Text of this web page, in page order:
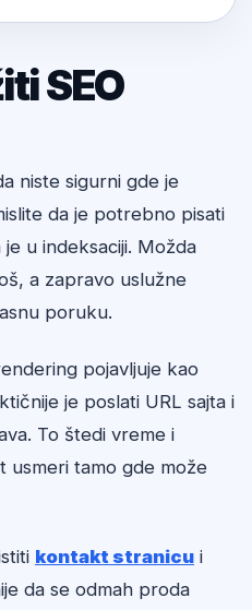
SEO
niste sigurni gde je
da je potrebno pisati
u indeksaciji. Možda
a zapravo uslužne
poruku.
pojavljuje kao
je poslati URL sajta i
To štedi vreme i
usmeri tamo gde može
kontakt stranicu i
da se odmah proda